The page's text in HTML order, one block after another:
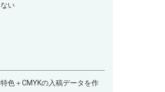
ない
特色＋CMYKの入稿データを作